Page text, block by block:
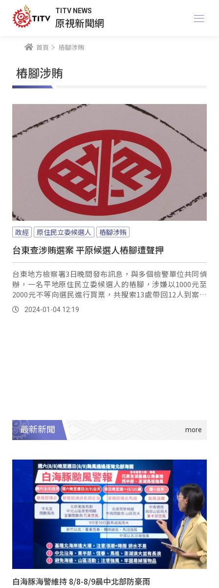
TITV NEWS
原視新聞網
首頁 樁腳涉賄
樁腳涉賄
政經 原住民立委候選人 樁腳涉賄
台東查涉賄選案 平原候選人樁腳遭聲押
台東地方檢察署3日晚間發布訊息，與多個檢警單位共同偵
辦，一名平地原住民立委候選人的樁腳，涉嫌以1000元至
2000元不等向選民進行買票，共搜索13處帶回12人到案釐
清，訊問後曾姓、林姓被告有勾串共犯、...。
2024-01-04 12:19
最新新聞
白海豚海警維持 8/8-8/9晨中北部防豪雨